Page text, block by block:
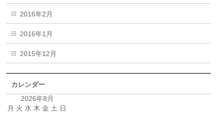
2016年2月
2016年1月
2015年12月
カレンダー
2026年8月
月 火 水 木 金 土 日